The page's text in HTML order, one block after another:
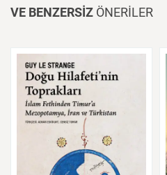
VE BENZERSİZ ÖNERİLER